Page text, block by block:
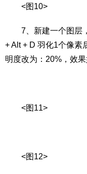
<图10>
7、新建一个图层，
+ Alt + D 羽化1个像素
明度改为：20%，效果
<图11>
<图12>